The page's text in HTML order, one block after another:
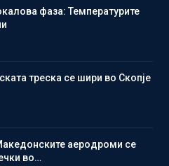
фаза: Температурите
треска се шири во Скопје
аеродроми се
во…